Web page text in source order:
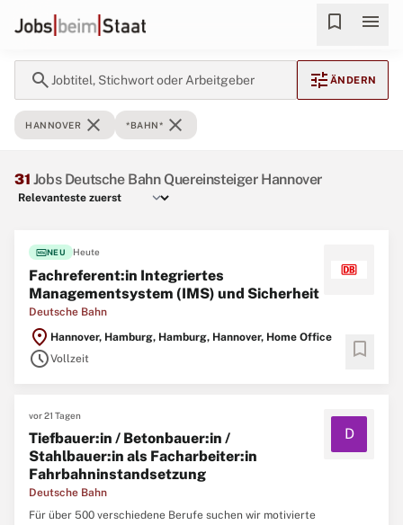
bookmark menu
search Jobtitel, Stichwort oder Arbeitgeber tune ÄNDERN
HANNOVER close *BAHN* close
31 Jobs Deutsche Bahn Quereinsteiger Hannover
fiber_newNEU Heute
Fachreferent:in Integriertes
Managementsystem (IMS) und Sicherheit
Deutsche Bahn
location_on Hannover, Hamburg, Hamburg, Hannover, Home Office
scheduleVollzeit bookmark
vor 21 Tagen
Tiefbauer:in / Betonbauer:in /
Stahlbauer:in als Facharbeiter:in
Fahrbahninstandsetzung
Deutsche Bahn
D
Für über 500 verschiedene Berufe suchen wir motivierte